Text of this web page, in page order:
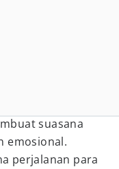
suasana
emosional.
perjalanan para